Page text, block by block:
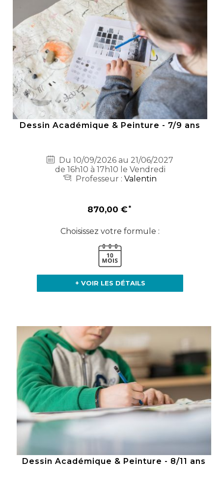
Dessin Académique & Peinture - 7/9 ans
Du 10/09/2026 au 21/06/2027
de 16h10 à 17h10 le Vendredi
Professeur : Valentin
870,00 €
Choisissez votre formule :
+ VOIR LES DÉTAILS
Dessin Académique & Peinture - 8/11 ans